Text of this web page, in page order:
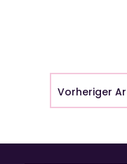
Vorheriger